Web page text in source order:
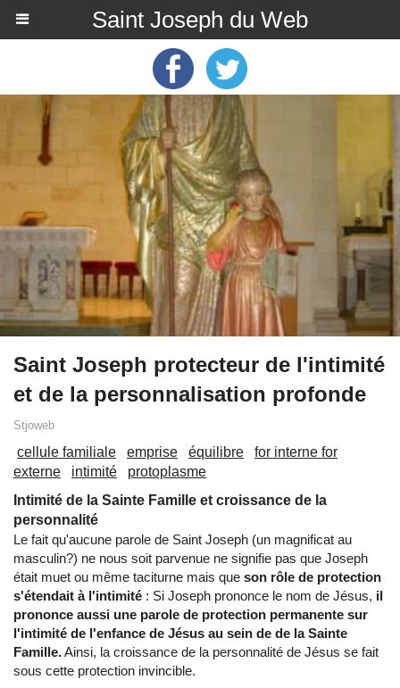
Saint Joseph du Web
Saint Joseph protecteur de l'intimité
et de la personnalisation profonde
Stjoweb
cellule familiale emprise équilibre
for interne for
externe
intimité
protoplasme
Intimité de la Sainte Famille et croissance de la
personnalité
Le fait qu'aucune parole de Saint Joseph (un magnificat au
masculin?) ne nous soit parvenue ne signifie pas que Joseph
était muet ou même taciturne mais que son rôle de protection
s'étendait à l'intimité : Si Joseph prononce le nom de Jésus, il
prononce aussi une parole de protection permanente sur
l'intimité de l'enfance de Jésus au sein de de la Sainte
Famille.Ainsi, la croissance de la personnalité de Jésus se fait
sous cette protection invincible.